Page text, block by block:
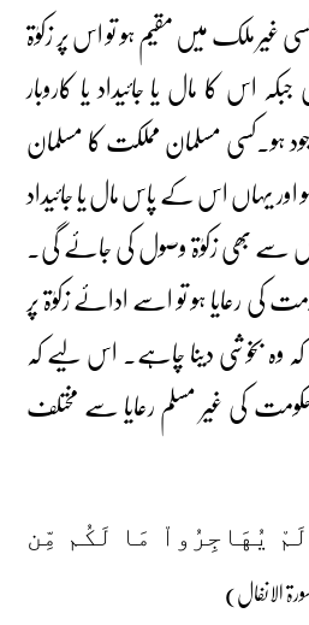
غیر ملک میں مقیم ہو تو اس پر زکوٰۃ
اس کا مال یا جائیداد یا کاروبار
ہو۔کسی مسلمان مملکت کا مسلمان
اور یہاں اس کے پاس مال یا جائیداد
اس سے بھی زکوٰۃ وصول کی جائے گی۔
کی رعایا ہو تو اسے ادائے زکوٰۃ پر
کہ وہ بخوشی دینا چاہے۔ اس لیے کہ
کی غیر مسلم رعایا سے مختلف
يُهَاجِرُواْ مَا لَكُم مِّن
الانفال)